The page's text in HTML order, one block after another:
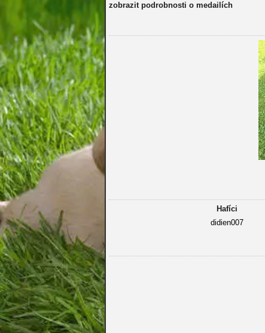
zobrazit podrobnosti o medailích
Hafíci
didien007